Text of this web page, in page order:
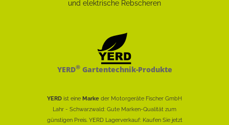
YERD®Gartentechnik-Produkte
YERD ist eine Marke der Motorgeräte Fischer GmbH
Lahr - Schwarzwald: Gute Marken-Qualität zum
günstigen Preis. YERD Lagerverkauf: Kaufen Sie jetzt